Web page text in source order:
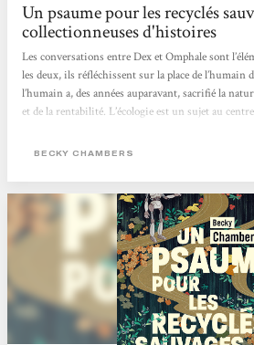
Un psaume pour les recyclés
collectionneuses d'histoires
Les conversations entre Dex et Omphale sont
les deux, ils réfléchissent sur la place de l’humain
l’humain a, des années auparavant, sacrifié la
et de la rentabilité. L’écologie est un sujet au
ils la respectent et vivent en harmonie avec
besoin d’objectifs, d’un but pour...
BECKY CHAMBERS